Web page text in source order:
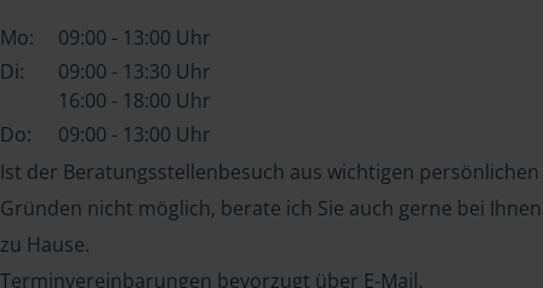
Mo:
09:00 - 13:00 Uhr
Di:
09:00 - 13:30 Uhr
16:00 - 18:00 Uhr
Do:
09:00 - 13:00 Uhr
Ist der Beratungsstellenbesuch aus wichtigen persönlichen
Gründen nicht möglich, berate ich Sie auch gerne bei Ihnen
zu Hause.
Terminvereinbarungen bevorzugt über E-Mail.